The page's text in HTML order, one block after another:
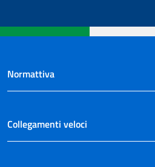
Normattiva
Collegamenti veloci